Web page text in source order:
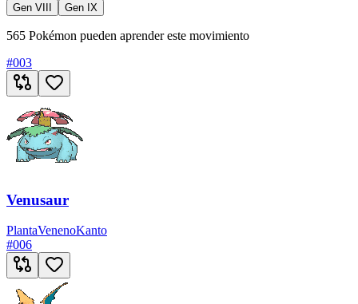
Gen VIII
Gen IX
565 Pokémon pueden aprender este movimiento
#003
Venusaur
PlantaVenenoKanto
#006